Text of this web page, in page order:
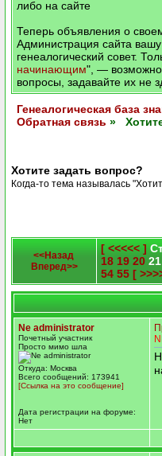
либо на сайте
Теперь объявления о
Администрация сайта
генеалогический совет.
начинающим", —
вопросы, задавайте их не
Генеалогическая база
Обратная связь »
Хотите задать вопрос?
Когда-то тема называлась
<<Назад
Вперед>>
[ <<<<< ]
18 19 20 21
54 55 [
Ne administrator
Почетный участник
Просто мимо шла
Откуда: Москва
Всего сообщений: 173941
[Ссылка на это сообщение]
Дата регистрации на форуме:
Нет